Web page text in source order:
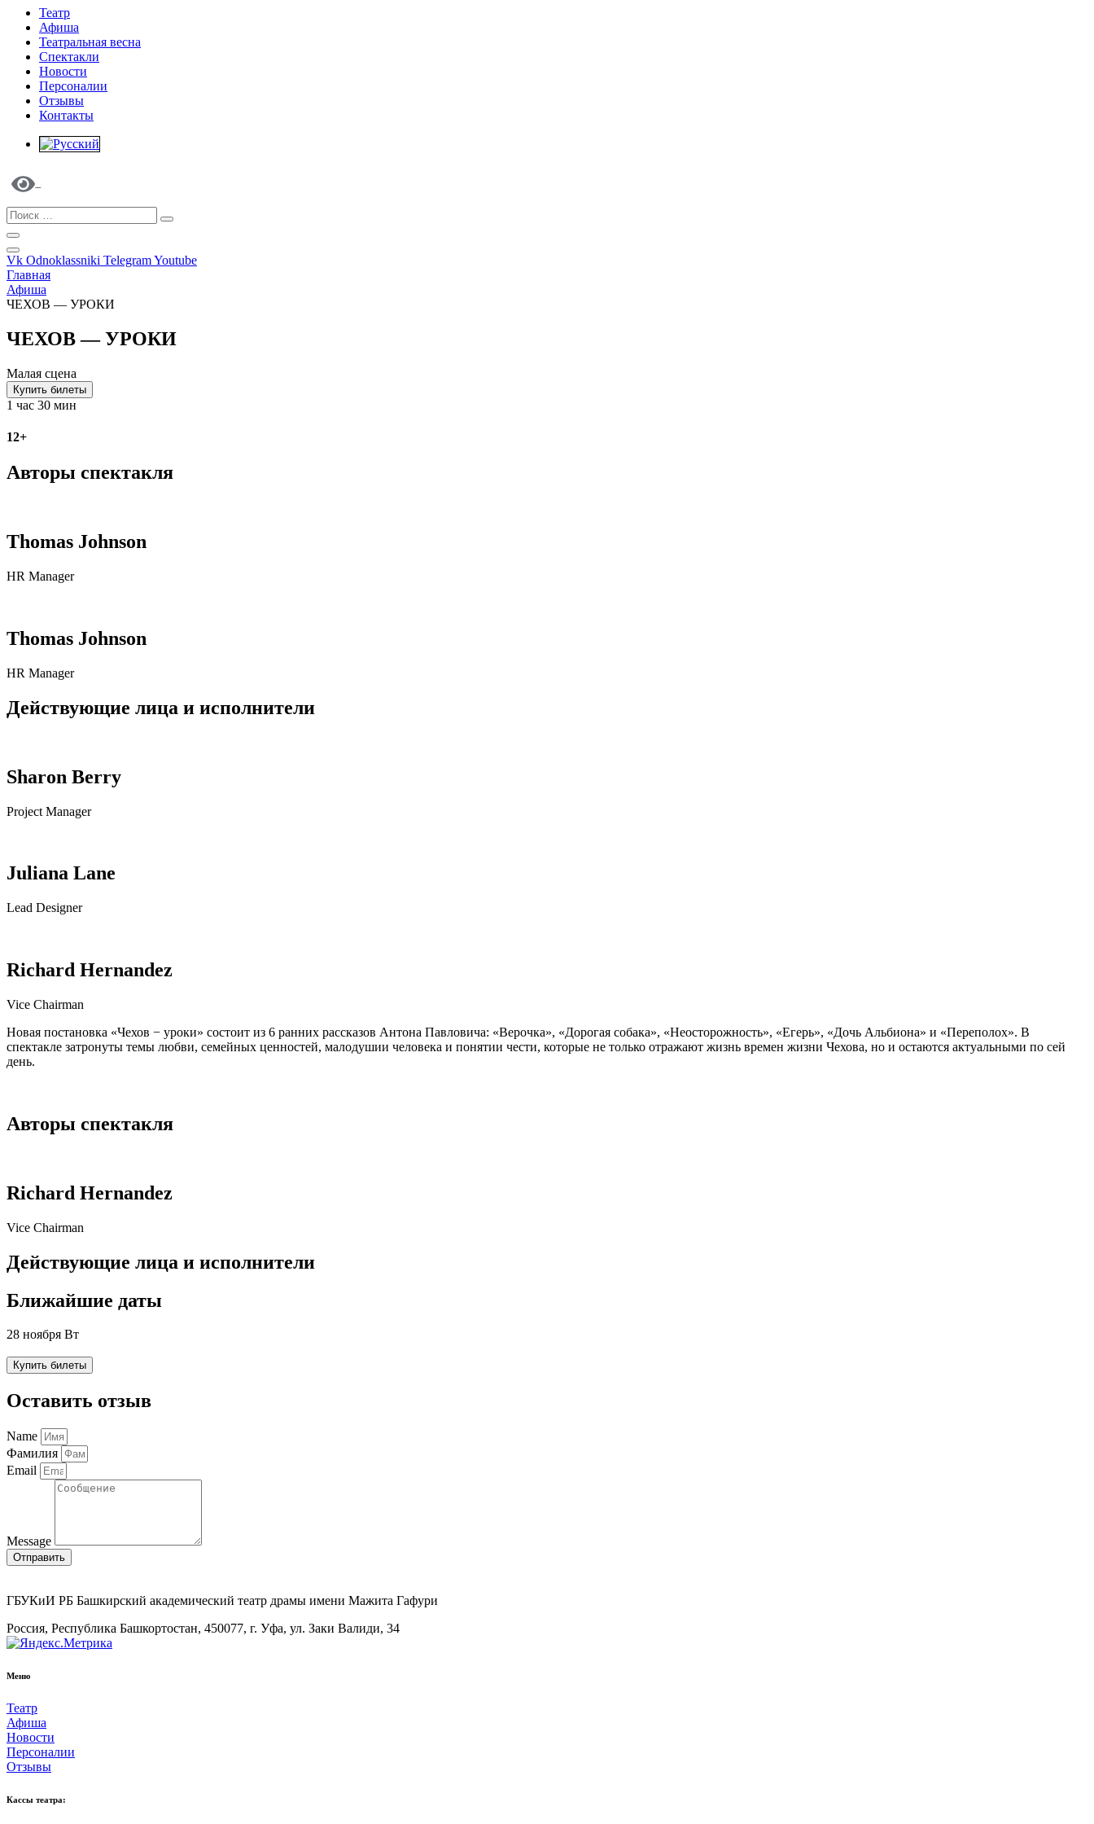
Театр
Афиша
Театральная весна
Спектакли
Новости
Персоналии
Отзывы
Контакты
Vk Odnoklassniki TelegramYoutube
Главная
Афиша
ЧЕХОВ — УРОКИ
ЧЕХОВ — УРОКИ
Малая сцена
Купить билеты
1 час 30 мин
12+
Авторы спектакля
Thomas Johnson
HR Manager
Thomas Johnson
HR Manager
Действующие лица и исполнители
Sharon Berry
Project Manager
Juliana Lane
Lead Designer
Richard Hernandez
Vice Chairman
Новая постановка «Чехов − уроки» состоит из 6 ранних рассказов Антона Павловича: «Верочка», «Дорогая собака», «Неосторожность», «Егерь», «Дочь Альбиона» и «Переполох». В
спектакле затронуты темы любви, семейных ценностей, малодушии человека и понятии чести, которые не только отражают жизнь времен жизни Чехова, но и остаются актуальными по сей
день.
Авторы спектакля
Richard Hernandez
Vice Chairman
Действующие лица и исполнители
Ближайшие даты
28 ноября Вт
Купить билеты
Оставить отзыв
Name
Фамилия
Email
Message
Отправить
ГБУКиИ РБ Башкирский академический театр драмы имени Мажита Гафури
Россия, Республика Башкортостан, 450077, г. Уфа, ул. Заки Валиди, 34
Меню
Театр
Афиша
Новости
Персоналии
Отзывы
Кассы театра: